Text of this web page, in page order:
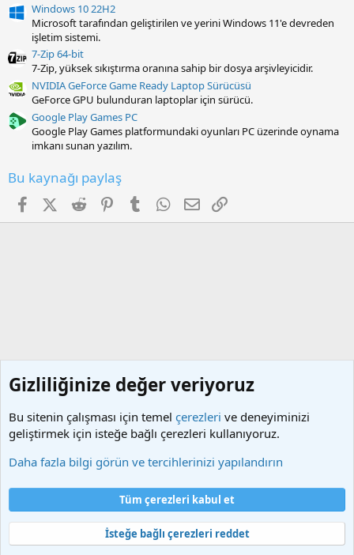
Windows 10 22H2
Microsoft tarafından geliştirilen ve yerini Windows 11'e devreden
işletim sistemi.
7-Zip 64-bit
7-Zip, yüksek sıkıştırma oranına sahip bir dosya arşivleyicidir.
NVIDIA GeForce Game Ready Laptop Sürücüsü
GeForce GPU bulunduran laptoplar için sürücü.
Google Play Games PC
Google Play Games platformundaki oyunları PC üzerinde oynama
imkanı sunan yazılım.
Bu kaynağı paylaş
FacebookX (Twitter)
Reddit PinterestTumblr WhatsApp
E-posta
Şartlar ve kurallar
Gizlilik politikası
Yardım
Ana sayfa
S
S
Community platform by XenForo® © 2010-2025 XenForo Ltd.
Gizliliğinize değer veriyoruz
Bu sitenin çalışması için temel çerezleri ve deneyiminizi
geliştirmek için isteğe bağlı çerezleri kullanıyoruz.
Daha fazla bilgi görün ve tercihlerinizi yapılandırın
Tüm çerezleri kabul et
İsteğe bağlı çerezleri reddet